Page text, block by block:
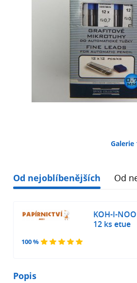
Galerie
Od nejoblíbenějších Od
100 %
KOH-I-
12 ks etue
Popis